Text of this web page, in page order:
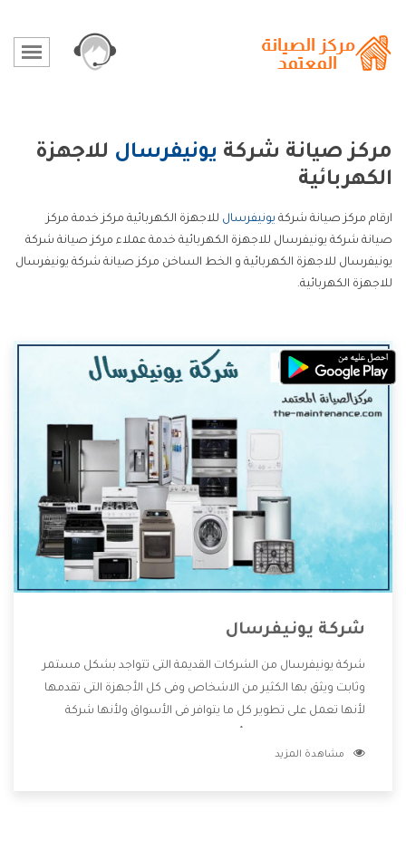
مركز صيانة شركة يونيفرسال للاجهزة
الكهربائية
ارقام مركز صيانة شركة يونيفرسال للاجهزة الكهربائية مركز خدمة مركز
صيانة شركة يونيفرسال للاجهزة الكهربائية خدمة عملاء مركز صيانة شركة
يونيفرسال للاجهزة الكهربائية و الخط الساخن مركز صيانة شركة يونيفرسال
للاجهزة الكهربائية.
شركة يونيفرسال
شركة يونيفرسال من الشركات القديمة التى تتواجد بشكل مستمر
وثابت ويثق بها الكثير من الاشخاص وفى كل الأجهزة التى تقدمها
لأنها تعمل على تطوير كل ما يتوافر فى الأسواق ولأنها شركة
وتقدم للعملاء أقوى العروض والخصومات التى تسهل على
مشاهدة المزيد